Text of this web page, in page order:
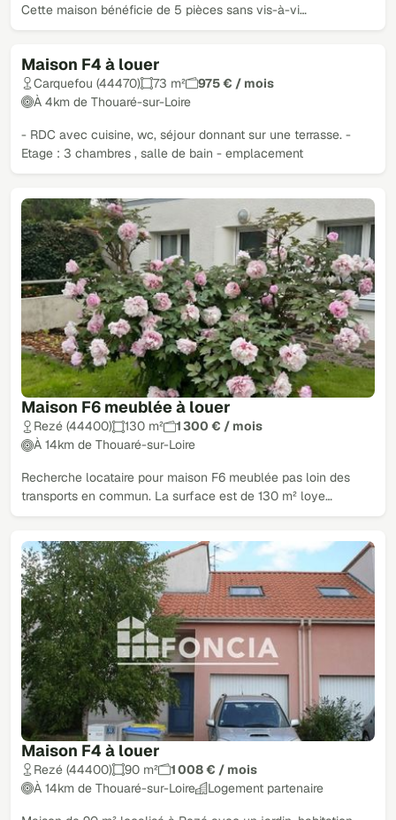
Cette maison bénéficie de 5 pièces sans vis-à-vi…
Maison F4 à louer
Carquefou (44470) 73 m²
975 € / mois
À 4km de Thouaré-sur-Loire
- RDC avec cuisine, wc, séjour donnant sur une terrasse. -
Etage : 3 chambres , salle de bain - emplacement
Maison F6 meublée à louer
Rezé (44400) 130 m²
1 300 € / mois
À 14km de Thouaré-sur-Loire
Recherche locataire pour maison F6 meublée pas loin des
transports en commun. La surface est de 130 m² loye…
Maison F4 à louer
Rezé (44400) 90 m²
1 008 € / mois
À 14km de Thouaré-sur-Loire
Logement partenaire